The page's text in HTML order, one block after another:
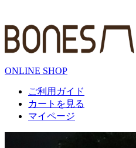
ONLINE SHOP
ご利用ガイド
カートを見る
マイページ